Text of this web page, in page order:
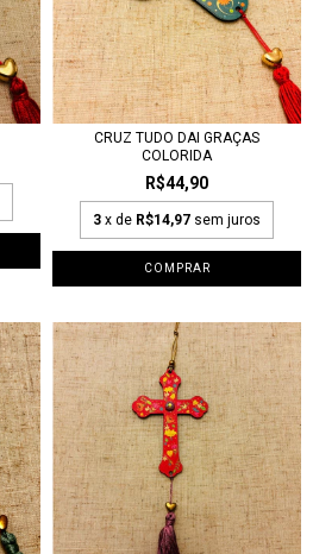
CRUZ TUDO DAI GRAÇAS
COLORIDA
R$44,90
3 x de R$14,97 sem juros